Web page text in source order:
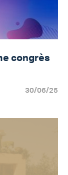
congrès
30/06/25